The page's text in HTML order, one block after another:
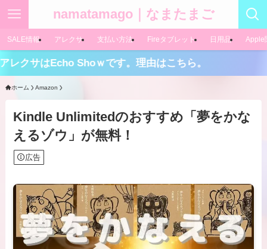
namatamago｜なまたまご
SALE情報 アレクサ 支払い方法 Fireタブレット 日用品 Apple
Echo Shoｗです。理由はこちら。
ホーム Amazon
Kindle Unlimitedのおすすめ「夢をかな
えるゾウ」が無料！
広告